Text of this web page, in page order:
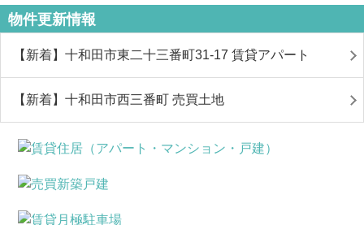
物件更新情報
【新着】十和田市東二十三番町31-17 賃貸アパート
【新着】十和田市西三番町 売買土地